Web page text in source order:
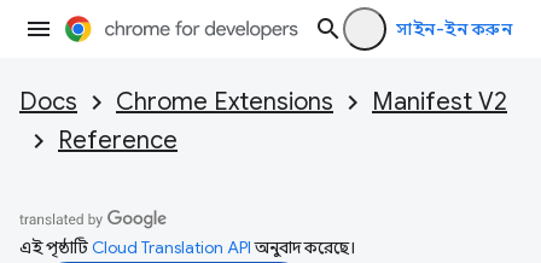
সাইন-ইন করুন
Docs Chrome Extensions
Manifest V2
Reference
এই পৃষ্ঠাটিCloud Translation APIঅনুবাদ করেছে।